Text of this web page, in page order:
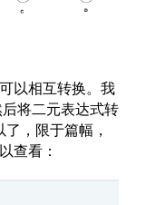
以相互转换。我
将二元表达式转
，限于篇幅，
查看：